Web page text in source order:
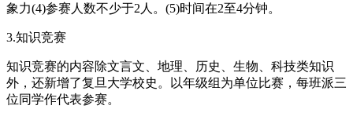
象力(4)参赛人数不少于2人。(5)时间在2至4分钟。
3.知识竞赛
知识竞赛的内容除文言文、地理、历史、生物、科技类知识
外，还新增了复旦大学校史。以年级组为单位比赛，每班派三
位同学作代表参赛。